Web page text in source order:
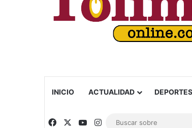
INICIO ACTUALIDAD DEPORTES
Facebook YouTubeInstagram